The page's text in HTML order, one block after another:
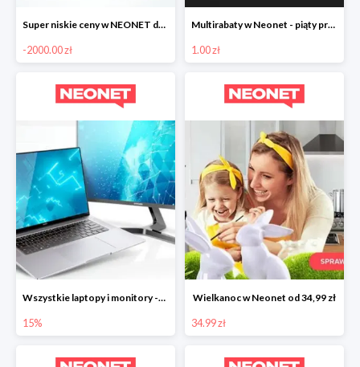
Super niskie ceny w NEONET do -2000zł
-2000.00 zł
Multirabaty w Neonet - piąty produkt za 1 zł
1.00 zł
Wszystkie laptopy i monitory -15%
15%
Wielkanoc w Neonet od 34,99 zł
34.99 zł